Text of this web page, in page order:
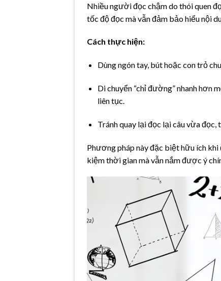
Nhiều người đọc chậm do thói quen
tốc độ đọc mà vẫn đảm bảo hiểu nội
Cách thực hiện:
Dùng ngón tay, bút hoặc con trỏ
Di chuyển “chỉ đường” nhanh hơn
liên tục.
Tránh quay lại đọc lại câu vừa
Phương pháp này đặc biệt hữu ích
kiệm thời gian mà vẫn nắm được ý